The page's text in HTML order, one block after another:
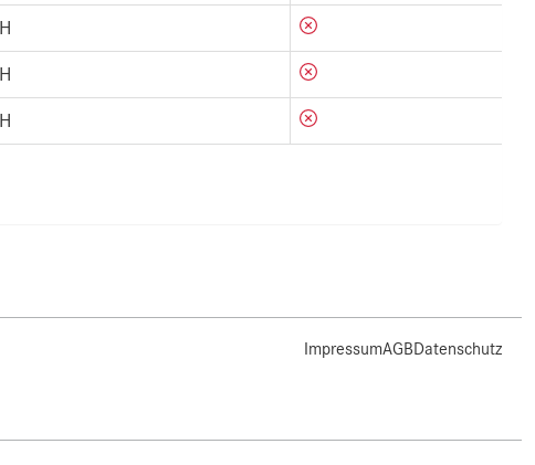
ImpressumAGBDatenschutz